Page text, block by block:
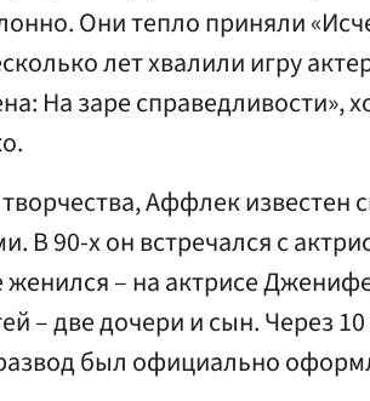
Они тепло приняли
лет хвалили игру
На заре справедливости»,
Аффлек известен
В 90-х он встречался с
– на актрисе
– две дочери и сын. Через
был официально